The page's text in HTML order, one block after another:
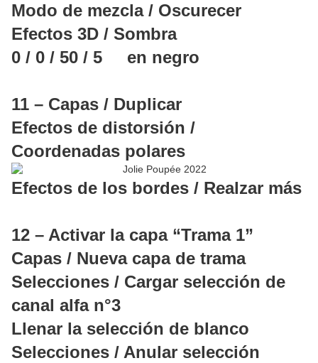
Modo de mezcla / Oscurecer
Efectos 3D / Sombra
0 / 0 / 50 / 5 en negro
11 – Capas / Duplicar
Efectos de distorsión /
Coordenadas polares
Efectos de los bordes / Realzar más
12 – Activar la capa “Trama 1”
Capas / Nueva capa de trama
Selecciones / Cargar selección de
canal alfa n°3
Llenar la selección de blanco
Selecciones / Anular selección